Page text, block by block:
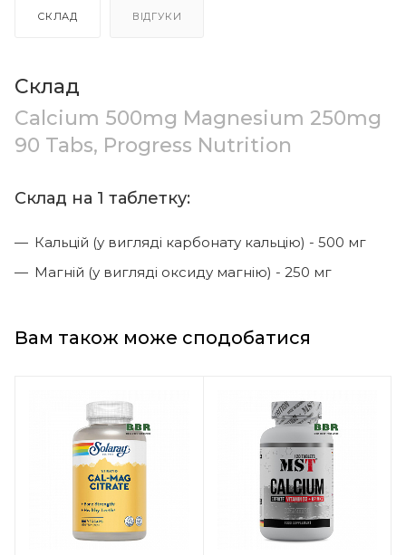
СКЛАД ВІДГУКИ
Склад
Calcium 500mg Magnesium 250mg
90 Tabs, Progress Nutrition
Склад на 1 таблетку:
Кальцій (у вигляді карбонату кальцію) - 500 мг
Магній (у вигляді оксиду магнію) - 250 мг
Вам також може сподобатися